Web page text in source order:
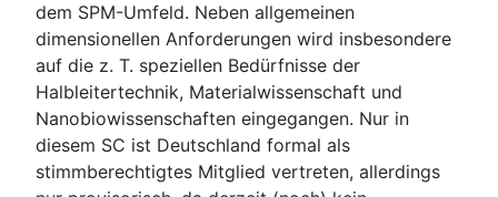
dem SPM-Umfeld. Neben allgemeinen
dimensionellen Anforderungen wird insbesondere
auf die z. T. speziellen Bedürfnisse der
Halbleitertechnik, Materialwissenschaft und
Nanobiowissenschaften eingegangen. Nur in
diesem SC ist Deutschland formal als
stimmberechtigtes Mitglied vertreten, allerdings